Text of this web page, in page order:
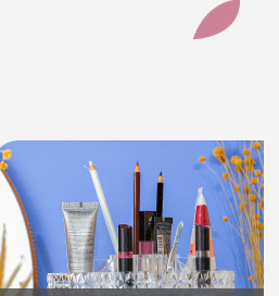
Acessórios
inteligentes